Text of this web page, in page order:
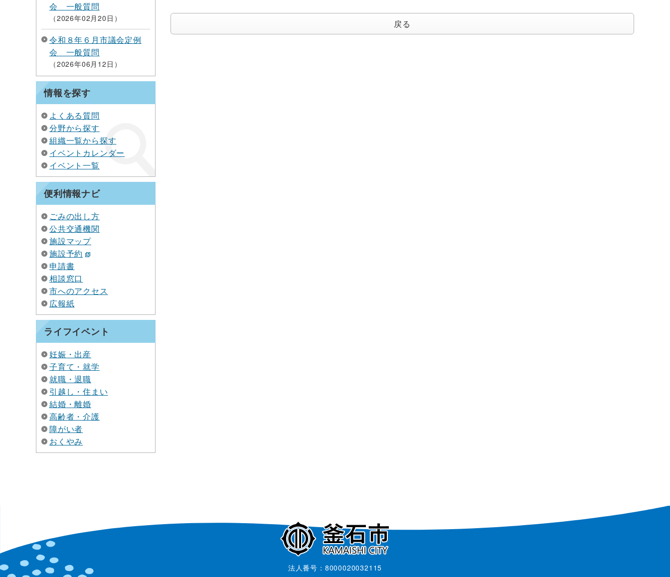
会 一般質問
2026年02月20日
令和８年６月市議会定例
会 一般質問
2026年06月12日
情報を探す
よくある質問
分野から探す
組織一覧から探す
イベントカレンダー
イベント一覧
便利情報ナビ
ごみの出し方
公共交通機関
施設マップ
施設予約
申請書
相談窓口
市へのアクセス
広報紙
ライフイベント
妊娠・出産
子育て・就学
就職・退職
引越し・住まい
結婚・離婚
高齢者・介護
障がい者
おくやみ
戻る
法人番号：8000020032115